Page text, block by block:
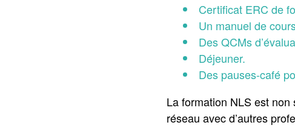
Certificat ERC de
Un manuel de
Des QCMs
Déjeuner.
Des pauses-café
La formation NLS est
réseau avec d’autres